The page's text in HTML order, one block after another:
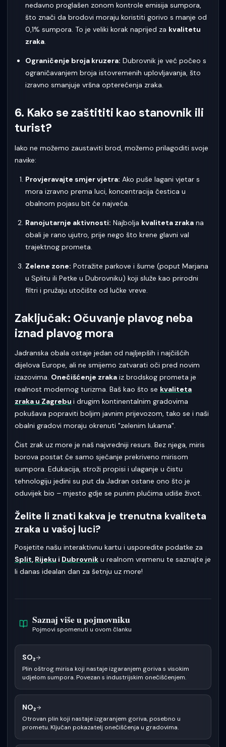
nedavno proglašen zonom kontrole emisija sumpora,
što znači da brodovi moraju koristiti gorivo s manje od
0,1% sumpora. To je veliki korak naprijed za kvalitetu
zraka.
Ograničenje broja kruzera: Dubrovnik je već počeo s
ograničavanjem broja istovremenih uplovljavanja, što
izravno smanjuje vršna opterećenja zraka.
6. Kako se zaštititi kao stanovnik ili
turist?
Iako ne možemo zaustaviti brod, možemo prilagoditi svoje
navike:
Provjeravajte smjer vjetra: Ako puše lagani vjetar s
mora izravno prema luci, koncentracija čestica u
obalnom pojasu bit će najveća.
Ranojutarnje aktivnosti: Najbolja kvaliteta zraka na
obali je rano ujutro, prije nego što krene glavni val
trajektnog prometa.
Zelene zone: Potražite parkove i šume (poput Marjana
u Splitu ili Petke u Dubrovniku) koji služe kao prirodni
filtri i pružaju utočište od lučke vreve.
Zaključak: Očuvanje plavog neba
iznad plavog mora
Jadranska obala ostaje jedan od najljepših i najčišćih
dijelova Europe, ali ne smijemo zatvarati oči pred novim
izazovima. Onečišćenje zraka iz brodskog prometa je
realnost modernog turizma. Baš kao što se kvaliteta
zraka u Zagrebu i drugim kontinentalnim gradovima
pokušava popraviti boljim javnim prijevozom, tako se i naši
obalni gradovi moraju okrenuti "zelenim lukama".
Čist zrak uz more je naš najvredniji resurs. Bez njega, miris
borova postat će samo sjećanje prekriveno mirisom
sumpora. Edukacija, stroži propisi i ulaganje u čistu
tehnologiju jedini su put da Jadran ostane ono što je
oduvijek bio – mjesto gdje se punim plućima udiše život.
Želite li znati kakva je trenutna kvaliteta
zraka u vašoj luci?
Posjetite našu interaktivnu kartu i usporedite podatke za
Split, Rijeku i Dubrovnik u realnom vremenu te saznajte je
li danas idealan dan za šetnju uz more!
Saznaj više u pojmovniku
Pojmovi spomenuti u ovom članku
SO₂
Plin oštrog mirisa koji nastaje izgaranjem goriva s visokim
udjelom sumpora. Povezan s industrijskim onečišćenjem.
NO₂
Otrovan plin koji nastaje izgaranjem goriva, posebno u
prometu. Ključan pokazatelj onečišćenja u gradovima.